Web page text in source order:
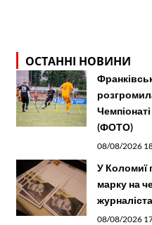
ОСТАННІ НОВИНИ
(ФОТО)
08/08/2026
У Коломиї
марку на
08/08/2026